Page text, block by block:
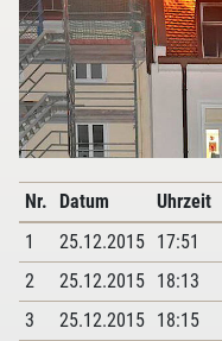
Nr. Datum Uhrzeit
1
25.12.2015 17:51
2
25.12.2015 18:13
3
25.12.2015 18:15